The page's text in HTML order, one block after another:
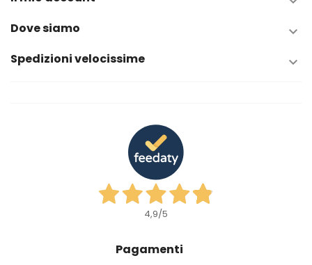
Dove siamo 
Spedizioni velocissime 
4,9/5
Pagamenti